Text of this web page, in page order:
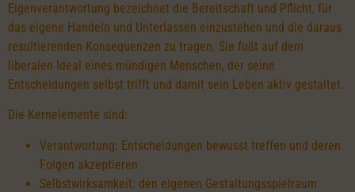
Eigenverantwortung bezeichnet die Bereitschaft und Pflicht, für
das eigene Handeln und Unterlassen einzustehen und die daraus
resultierenden Konsequenzen zu tragen. Sie fußt auf dem
liberalen Ideal eines mündigen Menschen, der seine
Entscheidungen selbst trifft und damit sein Leben aktiv gestaltet.
Die Kernelemente sind:
Verantwortung: Entscheidungen bewusst treffen und deren
Folgen akzeptieren
Selbstwirksamkeit: den eigenen Gestaltungsspielraum